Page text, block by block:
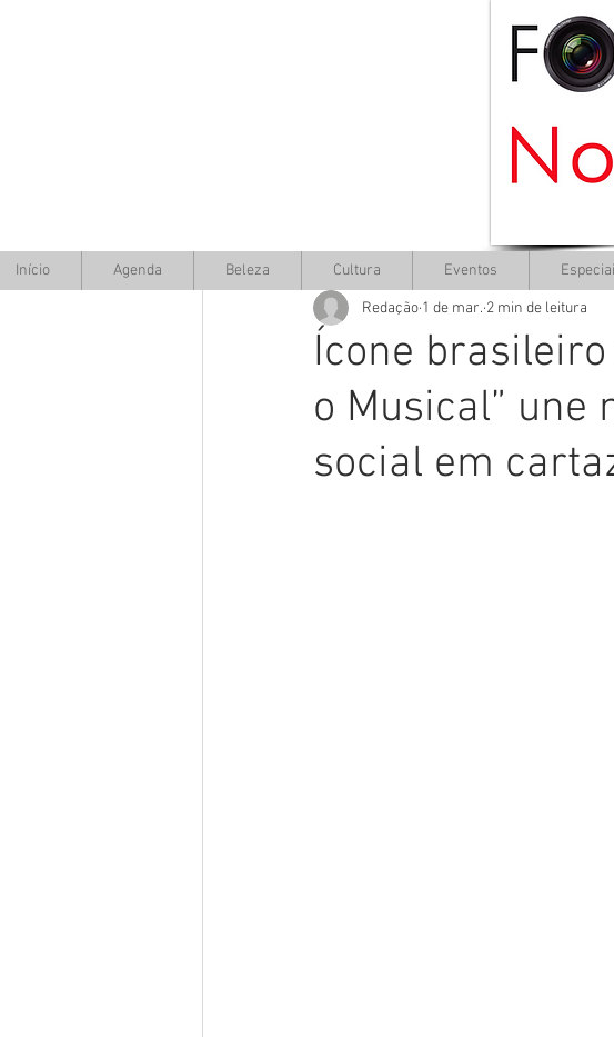
Ícone
o Musical”
social em
Redação 1 de mar. 2 min de leitura
Início Agenda Beleza Cultura Eventos